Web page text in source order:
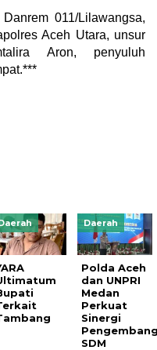
011/Lilawangsa,
Aceh Utara, unsur
Aron, penyuluh
Daerah
Polda Aceh
dan UNPRI
Medan
Perkuat
Sinergi
SDM